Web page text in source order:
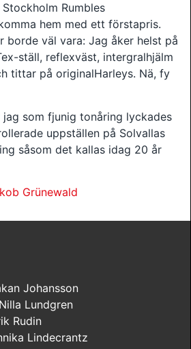
Rumbles
hem med ett förstapris.
borde väl vara: Jag åker helst på
ställ, reflexväst, intergralhjälm
tittar på originalHarleys. Nä, fy
jag som fjunig tonåring lyckades
uppställen på Solvallas
såsom det kallas idag 20 år
Grünewald
Johansson
Nilla Lundgren
Rudin
Lindecrantz